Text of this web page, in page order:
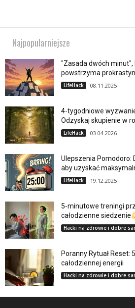
Najpopularniejsze
"Zasada dwóch minut",
powstrzyma
LifeHack 08.11.2025
4-tygodniowe
Odzyskaj skupienie w
LifeHack 03.04.2026
Ulepszenia Pomodoro:
aby uzyskać
LifeHack 19.12.2025
5-minutowe treningi
całodzienne siedzenie
Hacki na zdrowie i dobre
Poranny Rytuał
całodziennej energii
Hacki na zdrowie i dobre